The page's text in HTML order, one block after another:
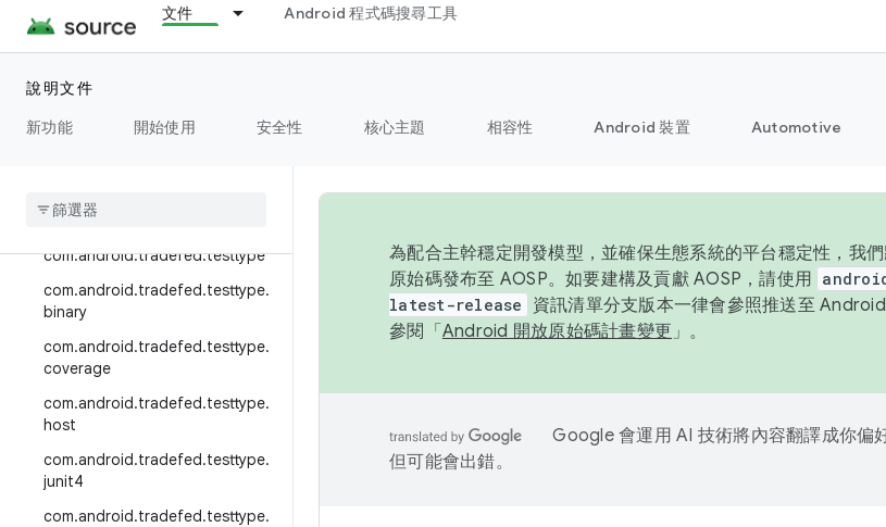
文件 Android 程式碼搜尋工具
說明文件
新功能
開始使用 安全性 核心主題 相容性 Android 裝置 Automotive
com.android.tradefed.targetpre
p.incremental
com.android.tradefed.targetpre
com.android
targetprep
com.android.tradefed.testtype
com.android.tradefed.testtype.
binary
com.android.tradefed.testtype.
coverage
com.android.tradefed.testtype.
host
com.android.tradefed.testtype.
junit4
com.android.tradefed.testtype.
為配合主幹穩定開發模型，並確保生態系統的平台穩定性，我
原始碼發布至 AOSP。如要建構及貢獻 AOSP，請使用
latest-release
資訊清單分支版本一律會參照推送至
參閱「 Android 開放原始碼計畫變更 」。
Google 會運用 AI 技術將內容翻譯成你偏
但可能會出錯。